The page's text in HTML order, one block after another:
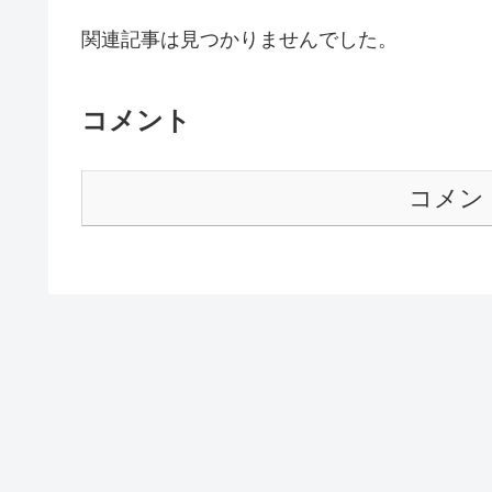
関連記事は見つかりませんでした。
コメント
コメン